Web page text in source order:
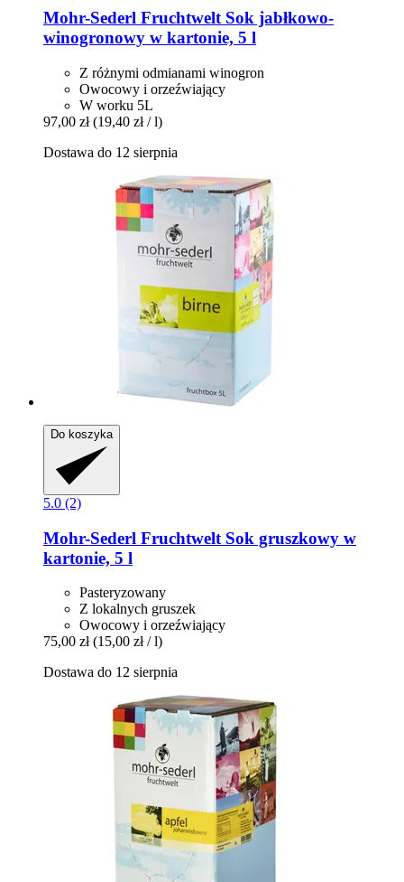
Mohr-Sederl Fruchtwelt Sok jabłkowo-​
winogronowy w kartonie, 5 l
Z różnymi odmianami winogron
Owocowy i orzeźwiający
W worku 5L
97,00 zł (19,40 zł / l)
Dostawa do 12 sierpnia
Do koszyka
5.0 (2)
Mohr-Sederl Fruchtwelt Sok gruszkowy w
kartonie, 5 l
Pasteryzowany
Z lokalnych gruszek
Owocowy i orzeźwiający
75,00 zł (15,00 zł / l)
Dostawa do 12 sierpnia